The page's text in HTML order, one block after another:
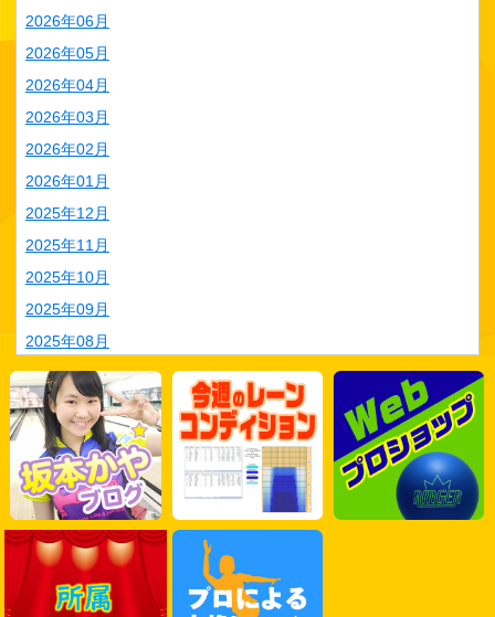
2026年06月
2026年05月
2026年04月
2026年03月
2026年02月
2026年01月
2025年12月
2025年11月
2025年10月
2025年09月
2025年08月
2025年07月
2025年06月
2025年05月
2025年04月
2025年03月
2025年02月
2025年01月
2024年12月